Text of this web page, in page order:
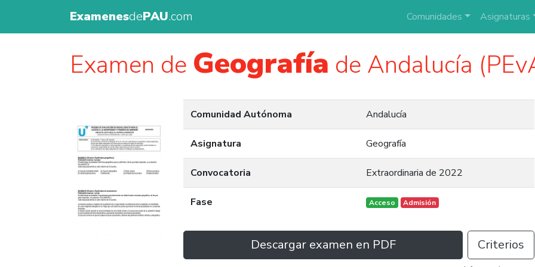
ExamenesdePAU.com Comunidades Asignaturas
Examen de Geografía de Andalucía
Comunidad Autónoma Andalucía
Asignatura Geografía
Convocatoria Extraordinaria de 2022
Fase Acceso Admisión
Descargar examen en PDF Criterios